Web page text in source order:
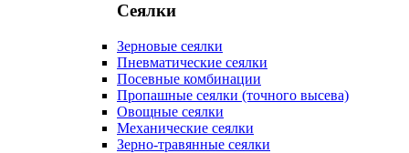
Сеялки
Зерновые сеялки
Пневматические сеялки
Посевные комбинации
Пропашные сеялки (точного высева)
Овощные сеялки
Механические сеялки
Зерно-травянные сеялки